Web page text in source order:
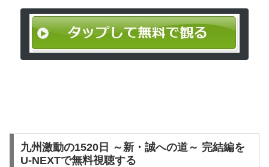
九州激動の1520日 ～新・誠への道～ 完結編を
U-NEXTで無料視聴する